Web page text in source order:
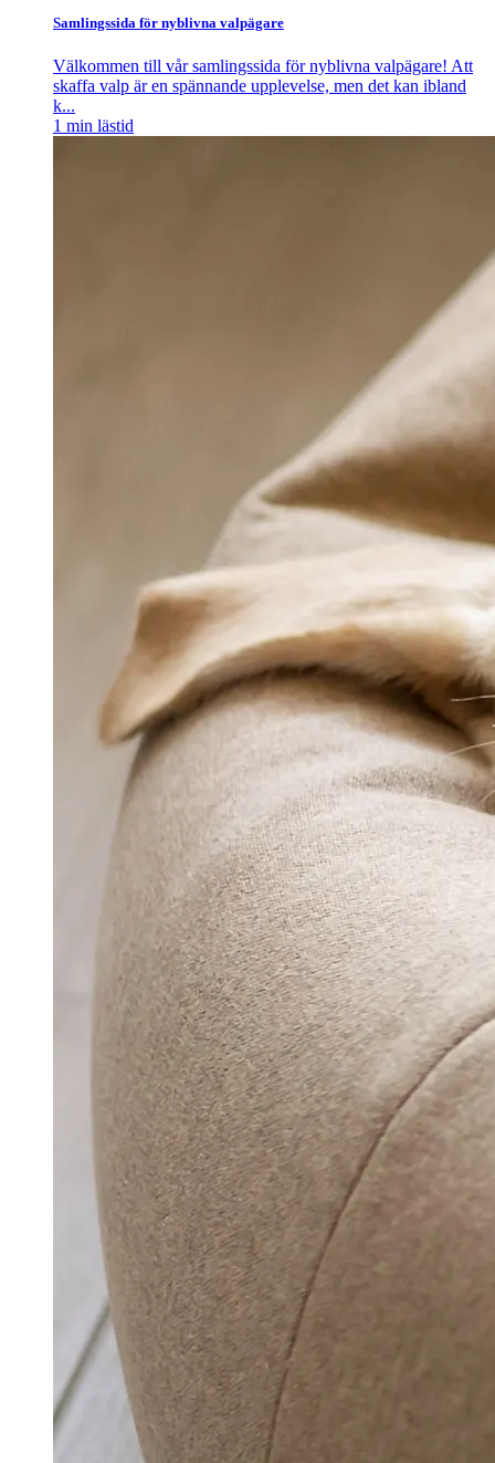
Samlingssida för nyblivna valpägare
Välkommen till vår samlingssida för nyblivna valpägare! Att
skaffa valp är en spännande upplevelse, men det kan ibland
k...
1 min lästid